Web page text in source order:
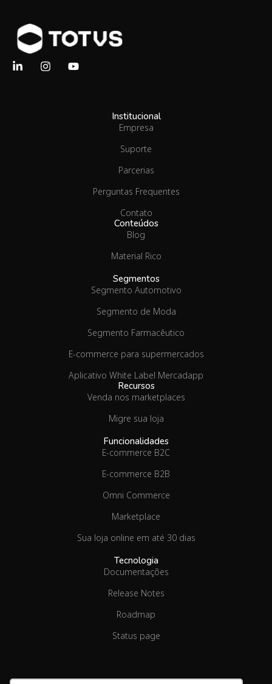
Institucional
Empresa
Suporte
Parcerias
Perguntas Frequentes
Contato
Conteúdos
Blog
Material Rico
Segmentos
Segmento Automotivo
Segmento de Moda
Segmento Farmacêutico
E-commerce para supermercados
Aplicativo White Label Mercadapp
Recursos
Venda nos marketplaces
Migre sua loja
Funcionalidades
E-commerce B2C
E-commerce B2B
Omni Commerce
Marketplace
Sua loja online em até 30 dias
Tecnologia
Documentações
Release Notes
Roadmap
Status page